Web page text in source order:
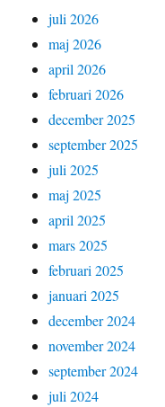
juli 2026
maj 2026
april 2026
februari 2026
december 2025
september 2025
juli 2025
maj 2025
april 2025
mars 2025
februari 2025
januari 2025
december 2024
november 2024
september 2024
juli 2024